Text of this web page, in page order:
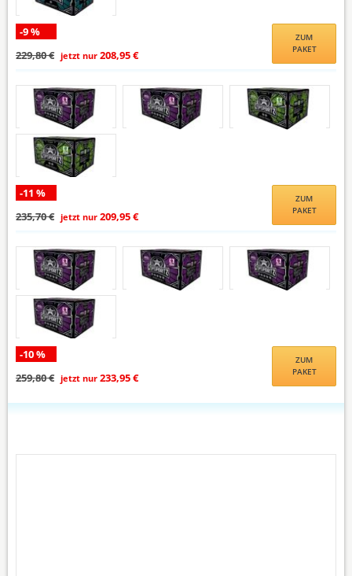
-9 %
229,80 € jetzt nur 208,95 €
ZUM
PAKET
-11 %
235,70 € jetzt nur 209,95 €
ZUM
PAKET
-10 %
259,80 € jetzt nur 233,95 €
ZUM
PAKET